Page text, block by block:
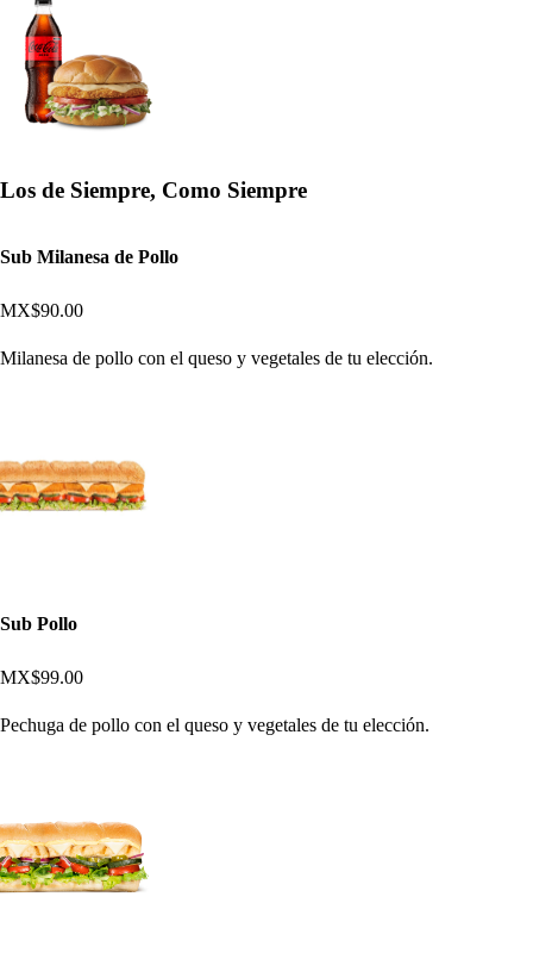
Los de Siempre, Como Siempre
Sub Milanesa de Pollo
MX$90.00
Milanesa de pollo con el queso y vegetales de tu elección.
Sub Pollo
MX$99.00
Pechuga de pollo con el queso y vegetales de tu elección.